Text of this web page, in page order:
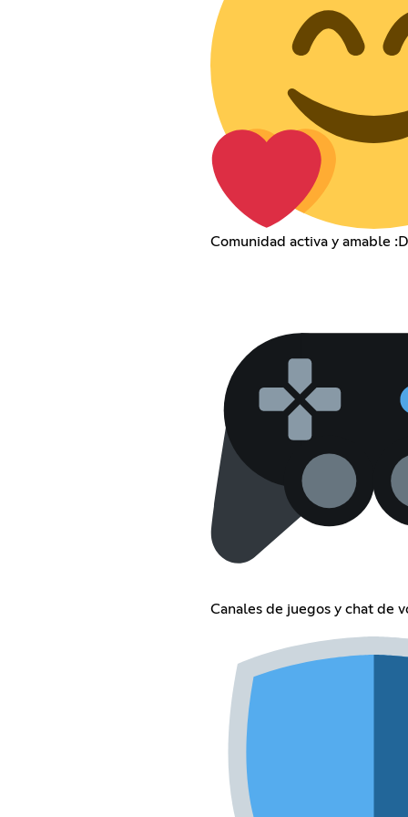
Comunidad activa y amable :D
Canales de juegos y chat de